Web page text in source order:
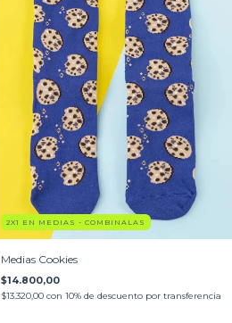
2X1 EN MEDIAS - COMBINALAS
Medias Cookies
$14.800,00
$13.320,00con 10% de descuento por transferencia